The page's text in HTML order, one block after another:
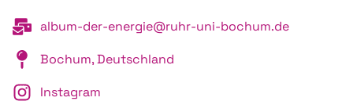
album-der-energie@ruhr-uni-bochum.de
Bochum, Deutschland
Instagram